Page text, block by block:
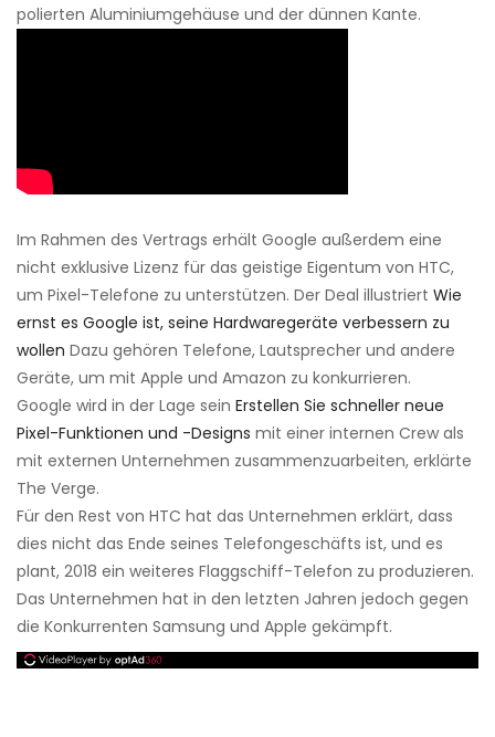
polierten Aluminiumgehäuse und der dünnen Kante.
Im Rahmen des Vertrags erhält Google außerdem eine
nicht exklusive Lizenz für das geistige Eigentum von HTC,
um Pixel-Telefone zu unterstützen. Der Deal illustriert Wie
ernst es Google ist, seine Hardwaregeräte verbessern zu
wollen Dazu gehören Telefone, Lautsprecher und andere
Geräte, um mit Apple und Amazon zu konkurrieren.
Google wird in der Lage sein Erstellen Sie schneller neue
Pixel-Funktionen und -Designs mit einer internen Crew als
mit externen Unternehmen zusammenzuarbeiten, erklärte
The Verge.
Für den Rest von HTC hat das Unternehmen erklärt, dass
dies nicht das Ende seines Telefongeschäfts ist, und es
plant, 2018 ein weiteres Flaggschiff-Telefon zu produzieren.
Das Unternehmen hat in den letzten Jahren jedoch gegen
die Konkurrenten Samsung und Apple gekämpft.